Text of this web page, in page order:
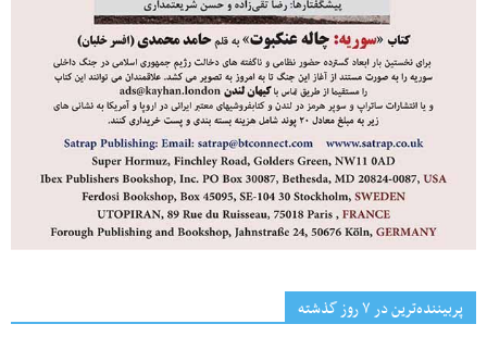
پربیننده‌ترین‌ در ۷ روز گذشته